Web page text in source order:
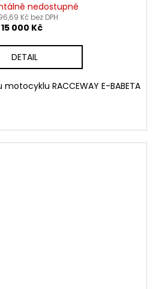
nedostupné
Kč bez DPH
15 000 Kč
DETAIL
RACCEWAY E-BABETA